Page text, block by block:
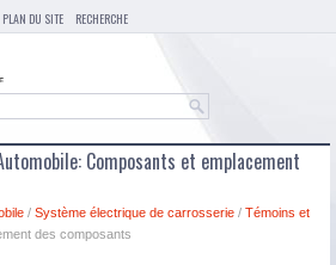
PLAN DU SITE RECHERCHE
Composants et emplacement
/ Système électrique de carrosserie / Témoins et
des composants